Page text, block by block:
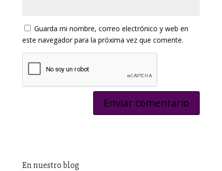
Guarda mi nombre, correo electrónico y web en
este navegador para la próxima vez que comente.
En nuestro blog